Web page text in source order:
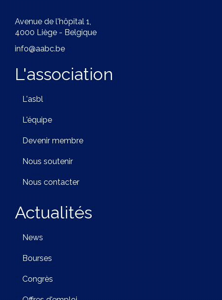
Avenue de l'hôpital 1,
4000 Liège - Belgique
info@aabc.be
L'association
L'asbl
L'équipe
Devenir membre
Nous soutenir
Nous contacter
Actualités
News
Bourses
Congrès